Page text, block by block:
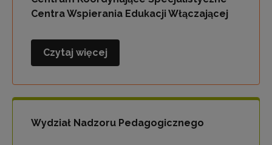
Centra Wspierania Edukacji Włączającej
Centrum
Specjalistyczne
Centra
Edukacji
Czytaj więcej
Wydział Nadzoru Pedagogicznego